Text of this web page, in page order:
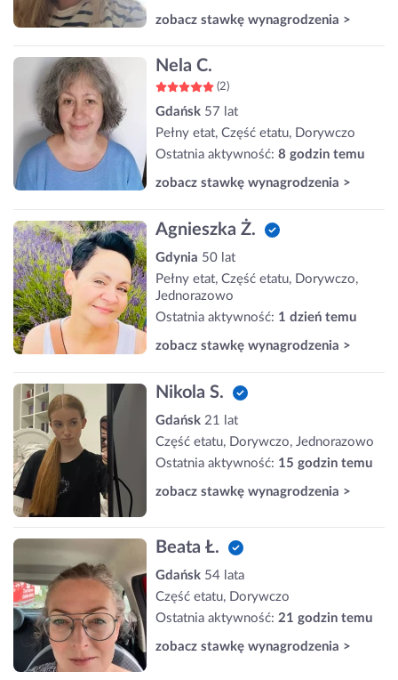
zobacz stawkę wynagrodzenia >
Nela C.
(2)
Gdańsk 57 lat
Pełny etat, Część etatu, Dorywczo
Ostatnia aktywność: 8 godzin temu
zobacz stawkę wynagrodzenia >
Agnieszka Ż.
Gdynia 50 lat
Pełny etat, Część etatu, Dorywczo,
Jednorazowo
Ostatnia aktywność: 1 dzień temu
zobacz stawkę wynagrodzenia >
Nikola S.
Gdańsk 21 lat
Część etatu, Dorywczo, Jednorazowo
Ostatnia aktywność: 15 godzin temu
zobacz stawkę wynagrodzenia >
Beata Ł.
Gdańsk 54 lata
Część etatu, Dorywczo
Ostatnia aktywność: 21 godzin temu
zobacz stawkę wynagrodzenia >